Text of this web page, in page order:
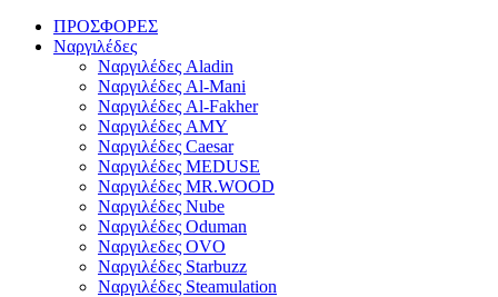
ΠΡΟΣΦΟΡΕΣ
Ναργιλέδες
Ναργιλέδες Aladin
Ναργιλέδες Al-Mani
Ναργιλέδες Al-Fakher
Ναργιλέδες AΜΥ
Ναργιλέδες Caesar
Ναργιλέδες MEDUSE
Ναργιλέδες MR.WOOD
Ναργιλέδες Nube
Ναργιλέδες Oduman
Ναργιλεδες OVO
Ναργιλέδες Starbuzz
Ναργιλέδες Steamulation